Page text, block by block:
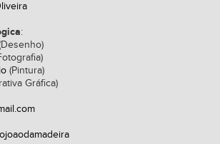
:
(Pintura)
Gráfica)